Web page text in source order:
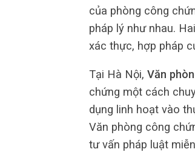
của phòng công
pháp lý như nhau.
xác thực, hợp pháp
Tại Hà Nội, Văn
chứng một cách
dụng linh hoạt vào
Văn phòng công
tư vấn pháp luật